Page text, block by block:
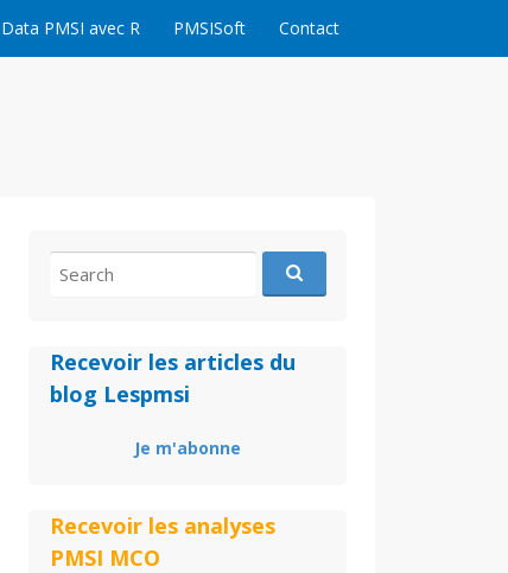
Data PMSI avec R PMSISoft Contact
for:
Recevoir les articles du
blog Lespmsi
Je m'abonne
Recevoir les analyses
PMSI MCO